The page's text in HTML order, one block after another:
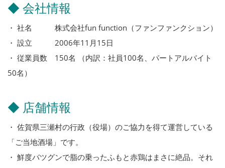
◆ 会社情報
・ 社名 株式会社fun function（ファンファンクション）
・ 設立 2006年11月15日
・ 従業員数 150名 （内訳：社員100名、パートアルバイト
50名）
◆ 店舗情報
・ 佐賀県三瀬村の行政（役場）のご協力を得て運営している
「ご当地酒場」です。
・ 鮮度バツグンで脂の乗ったふもと赤鶏はまさに絶品。それ